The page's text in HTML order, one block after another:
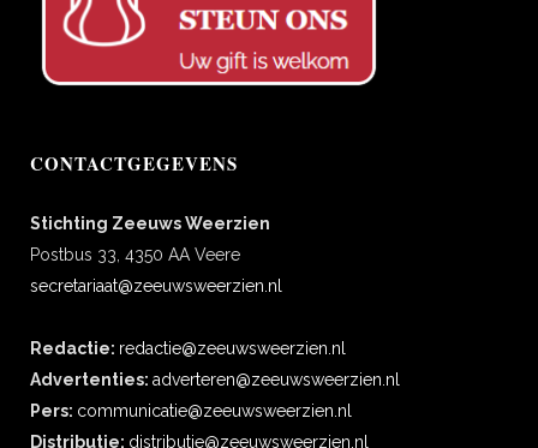
CONTACTGEGEVENS
Stichting Zeeuws Weerzien
Postbus 33, 4350 AA Veere
secretariaat@zeeuwsweerzien.nl
Redactie: redactie@zeeuwsweerzien.nl
Advertenties: adverteren@zeeuwsweerzien.nl
Pers: communicatie@zeeuwsweerzien.nl
Distributie: distributie@zeeuwsweerzien.nl